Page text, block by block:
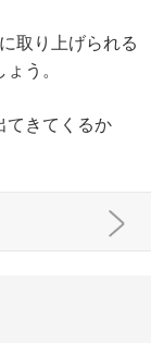
取り上げられる
う。
てきてくるか